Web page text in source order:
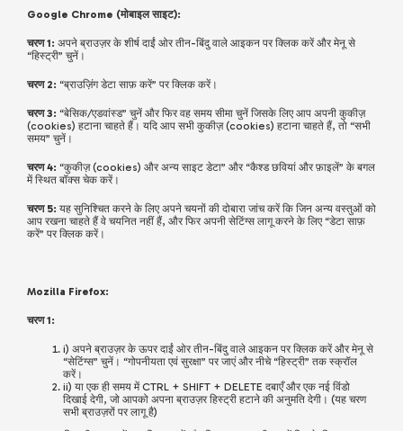
Google Chrome (मोबाइल साइट):
चरण 1: अपने ब्राउज़र के शीर्ष दाईं ओर तीन-बिंदु वाले आइकन पर क्लिक करें और मेनू से
“हिस्ट्री” चुनें।
चरण 2: “ब्राउज़िंग डेटा साफ़ करें” पर क्लिक करें।
चरण 3: “बेसिक/एडवांस्ड” चुनें और फिर वह समय सीमा चुनें जिसके लिए आप अपनी कुकीज़
(cookies) हटाना चाहते हैं। यदि आप सभी कुकीज़ (cookies) हटाना चाहते हैं, तो “सभी
समय” चुनें।
चरण 4: “कुकीज़ (cookies) और अन्य साइट डेटा” और “कैश्ड छवियां और फ़ाइलें” के बगल
में स्थित बॉक्स चेक करें।
चरण 5: यह सुनिश्चित करने के लिए अपने चयनों की दोबारा जांच करें कि जिन अन्य वस्तुओं को
आप रखना चाहते हैं वे चयनित नहीं हैं, और फिर अपनी सेटिंग्स लागू करने के लिए “डेटा साफ़
करें” पर क्लिक करें।
Mozilla Firefox:
चरण 1:
i) अपने ब्राउज़र के ऊपर दाईं ओर तीन-बिंदु वाले आइकन पर क्लिक करें और मेनू से
“सेटिंग्स” चुनें। “गोपनीयता एवं सुरक्षा” पर जाएं और नीचे “हिस्ट्री” तक स्क्रॉल
करें।
ii) या एक ही समय में CTRL + SHIFT + DELETE दबाएँ और एक नई विंडो
दिखाई देगी, जो आपको अपना ब्राउज़र हिस्ट्री हटाने की अनुमति देगी। (यह चरण
सभी ब्राउज़रों पर लागू है)